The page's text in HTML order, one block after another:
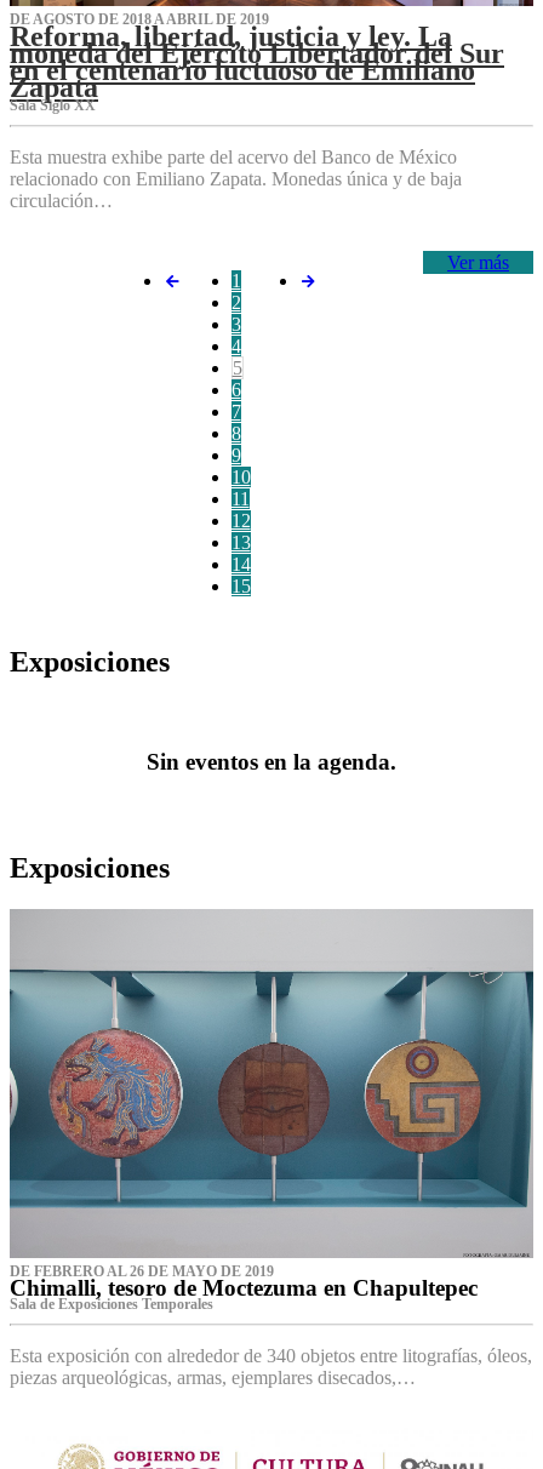
DE AGOSTO DE 2018 A ABRIL DE 2019
Reforma, libertad, justicia y ley. La
moneda del Ejército Libertador del Sur
en el centenario luctuoso de Emiliano
Zapata
Sala Siglo XX
Esta muestra exhibe parte del acervo del Banco de México
relacionado con Emiliano Zapata. Monedas única y de baja
circulación…
Ver más
1
2
3
4
5
6
7
8
9
10
11
12
13
14
15
Exposiciones
Sin eventos en la agenda.
Exposiciones
DE FEBRERO AL 26 DE MAYO DE 2019
Chimalli, tesoro de Moctezuma en Chapultepec
Sala de Exposiciones Temporales
Esta exposición con alrededor de 340 objetos entre litografías, óleos,
piezas arqueológicas, armas, ejemplares disecados,…